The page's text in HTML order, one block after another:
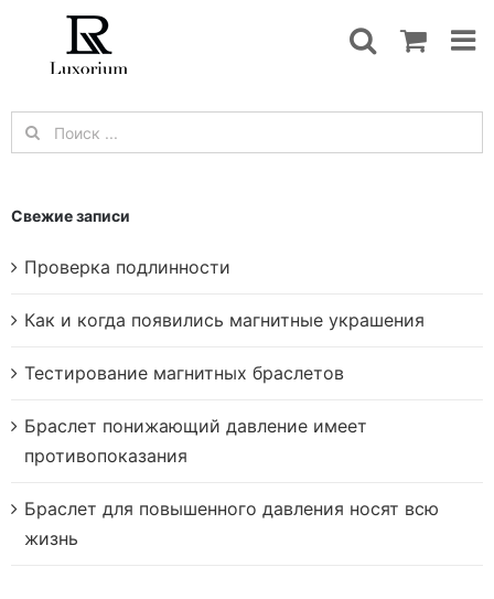
content
Результат
поиска:
Свежие записи
Проверка подлинности
Как и когда появились магнитные украшения
Тестирование магнитных браслетов
Браслет понижающий давление имеет
противопоказания
Браслет для повышенного давления носят всю
жизнь